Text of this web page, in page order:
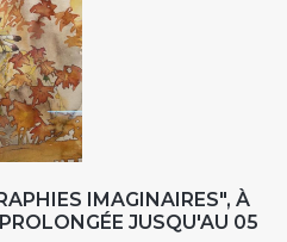
IMAGINAIRES", À
JUSQU'AU 05